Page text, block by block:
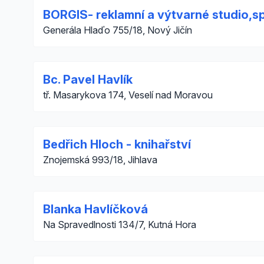
BORGIS- reklamní a výtvarné
Generála Hlaďo 755/18, Nový Jičín
Bc. Pavel Havlík
tř. Masarykova 174, Veselí nad Moravou
Bedřich Hloch - knihařství
Znojemská 993/18, Jihlava
Blanka Havlíčková
Na Spravedlnosti 134/7, Kutná Hora